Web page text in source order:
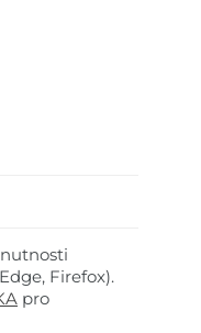
Firefox).
pro